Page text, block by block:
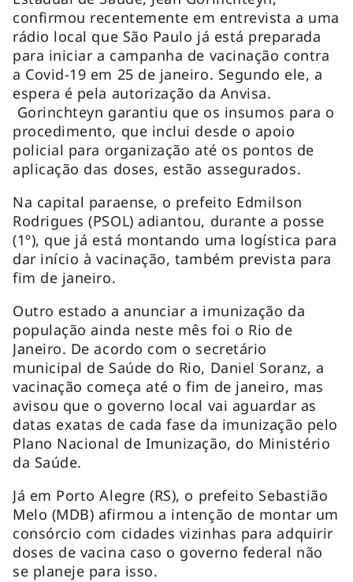
confirmou recentemente em entrevista a uma
rádio local que São Paulo já está preparada
para iniciar a campanha de vacinação contra
a Covid-19 em 25 de janeiro. Segundo ele, a
espera é pela autorização da Anvisa.
Gorinchteyn garantiu que os insumos para o
procedimento, que inclui desde o apoio
policial para organização até os pontos de
aplicação das doses, estão assegurados.
Na capital paraense, o prefeito Edmilson
Rodrigues (PSOL) adiantou, durante a posse
(1º), que já está montando uma logística para
dar início à vacinação, também prevista para
fim de janeiro.
Outro estado a anunciar a imunização da
população ainda neste mês foi o Rio de
Janeiro. De acordo com o secretário
municipal de Saúde do Rio, Daniel Soranz, a
vacinação começa até o fim de janeiro, mas
avisou que o governo local vai aguardar as
datas exatas de cada fase da imunização pelo
Plano Nacional de Imunização, do Ministério
da Saúde.
Já em Porto Alegre (RS), o prefeito Sebastião
Melo (MDB) afirmou a intenção de montar um
consórcio com cidades vizinhas para adquirir
doses de vacina caso o governo federal não
se planeje para isso.